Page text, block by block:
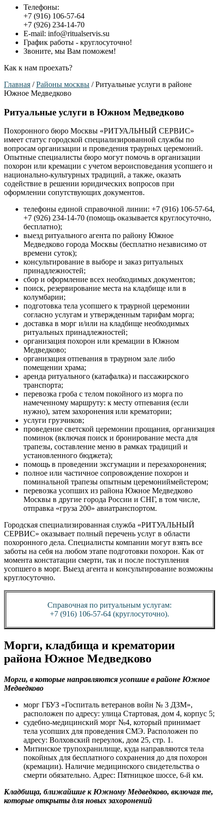
Телефоны:
+7 (916) 106-57-64
+7 (926) 234-14-70
E-mail: info@ritualservis.su
График работы - круглосуточно!
Звоните, мы Вам поможем!
Как к нам проехать?
Главная /Районы москвы /Ритуальные услуги в районе
Южное Медведково
Ритуальные услуги в Южном Медведково
Похоронного бюро Москвы «РИТУАЛЬНЫЙ СЕРВИС»
имеет статус городской специализированной службы по
вопросам организации и проведения траурных церемоний.
Опытные специалисты бюро могут помочь в организации
похорон или кремации с учетом вероисповедания усопшего и
национально-культурных традиций, а также, оказать
содействие в решении юридических вопросов при
оформлении сопутствующих документов.
телефоны единой справочной линии: +7 (916) 106-57-64,
+7 (926) 234-14-70 (помощь оказывается круглосуточно,
бесплатно);
выезд ритуального агента по району Южное
Медведково города Москвы (бесплатно независимо от
времени суток);
консультирование в выборе и заказ ритуальных
принадлежностей;
сбор и оформление всех необходимых документов;
поиск, резервирование места на кладбище или в
колумбарии;
подготовка тела усопшего к траурной церемонии
согласно услугам и утвержденным тарифам морга;
доставка в морг и/или на кладбище необходимых
ритуальных принадлежностей;
организация похорон или кремации в Южном
Медведково;
организация отпевания в траурном зале либо
помещении храма;
аренда ритуального (катафалка) и пассажирского
транспорта;
перевозка гроба с телом покойного из морга по
намеченному маршруту: к месту отпевания (если
нужно), затем захоронения или крематории;
услуги грузчиков;
проведение светской церемонии прощания, организация
поминок (включая поиск и бронирование места для
трапезы, составление меню в рамках традиций и
установленного бюджета);
помощь в проведении эксгумации и перезахоронения;
полное или частичное сопровождение похорон и
поминальной трапезы опытным церемониймейстером;
перевозка усопших из района Южное Медведково
Москвы в другие города России и СНГ, в том числе,
отправка «груза 200» авиатранспортом.
Городская специализированная служба «РИТУАЛЬНЫЙ
СЕРВИС» оказывает полный перечень услуг в области
похоронного дела. Специалисты компании могут взять все
заботы на себя на любом этапе подготовки похорон. Как от
момента констатации смерти, так и после поступления
усопшего в морг. Выезд агента и консультирование возможны
круглосуточно.
Справочная по ритуальным услугам:
+7 (916) 106-57-64 (круглосуточно).
Морги, кладбища и крематории
района Южное Медведково
Морги, в которые направляются усопшие в районе Южное
Медведково
морг ГБУЗ «Госпиталь ветеранов войн № 3 ДЗМ»,
расположен по адресу: улица Стартовая, дом 4, корпус 5;
судебно-медицинский морг №4, который принимает
тела усопших для проведения СМЭ. Расположен по
адресу: Волховский переулок, дом 25, стр. 1.
Митинское трупохранилище, куда направляются тела
покойных для бесплатного сохранения до для похорон
(кремации). Наличие медицинского свидетельства о
смерти обязательно. Адрес: Пятницкое шоссе, 6-й км.
Кладбища, ближайшие к Южному Медведково, включая те,
которые открыты для новых захоронений